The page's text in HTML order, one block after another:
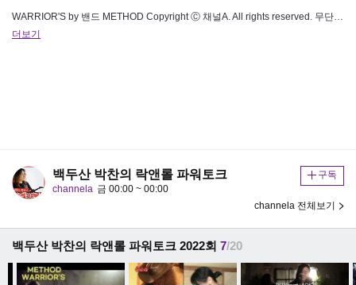
WARRIOR'S by 밴드 METHOD Copyright Ⓒ 채널A. All rights reserved. 무단 전재, 재…
더보기
백두산 박찬의 락앤롤 파워토크
channela 금 00:00 ~ 00:00
구독
channela 전체보기
백두산 박찬의 락앤롤 파워토크 2022회 7/20